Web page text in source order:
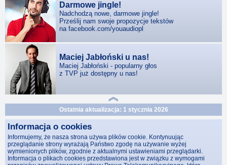
Darmowe jingle!
Nadchodzą nowe, darmowe jingle!
Prześlij nam swoje propozycje tekstów
na facebook.com/youaudiopl
Maciej Jabłoński u nas!
Maciej Jabłoński - popularny głos
z TVP już dostępny u nas!
Ostatnia aktualizacja: 1 stycznia 2026
Informacja o cookies
Informujemy, że nasza strona używa plików cookie. Kontynuując
przeglądanie strony wyrażają Państwo zgodę na używanie wyżej
wymienionych plików, zgodnie z aktualnymi ustawieniami przeglądarki.
Informacja o plikach cookies przedstawiona jest w związku z wymogami